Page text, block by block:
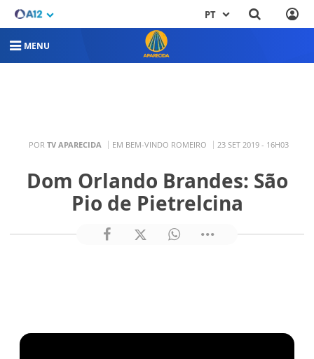
PT
MENU
POR TV APARECIDA EM BEM-VINDO ROMEIRO 23 SET 2019 - 16H03
Dom Orlando Brandes: São
Pio de Pietrelcina